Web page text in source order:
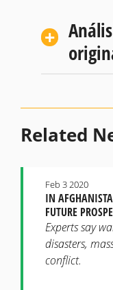
Related
IN
FUTURE
Feb 3 2020
Experts say
disasters,
conflict.